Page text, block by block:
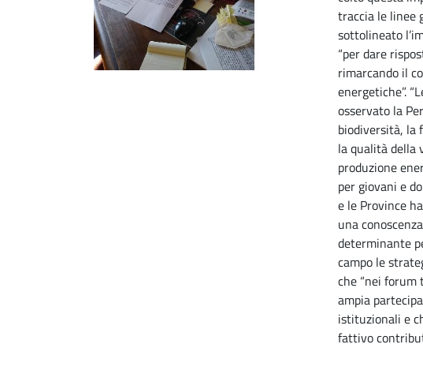
traccia le linee
sottolineato
“per dare
rimarcando il
energetiche”.
osservato la
biodiversità, la
la qualità della
produzione
per giovani e
e le Province
una
determinante
campo le
che “nei
ampia
istituzionali e
fattivo